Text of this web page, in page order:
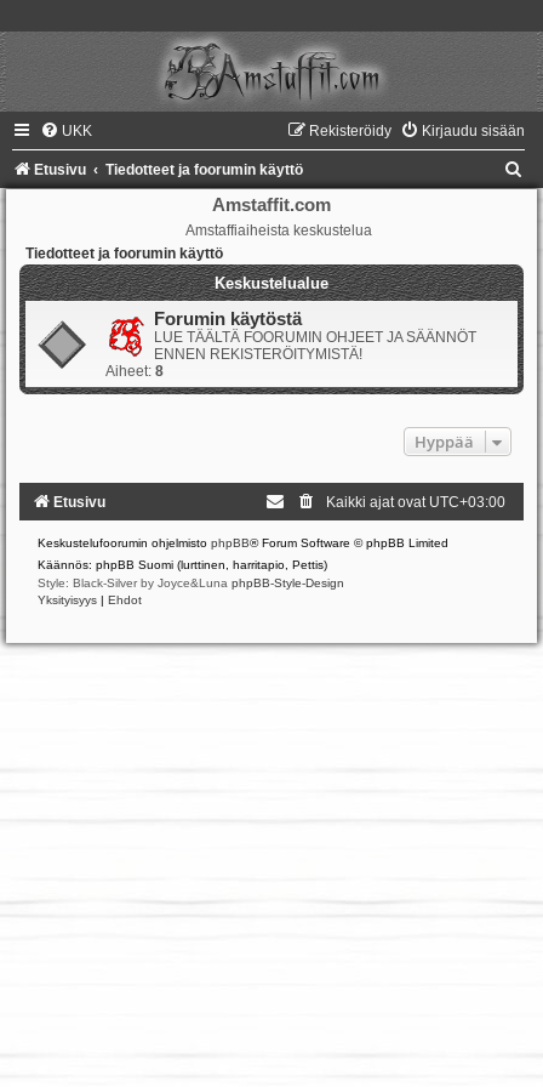
UKK Kirjaudu sisään
Rekisteröidy
Etusivu Tiedotteet ja foorumin käyttö
Amstaffit.com
Amstaffiaiheista keskustelua
Tiedotteet ja foorumin käyttö
Keskustelualue
Forumin käytöstä
LUE TÄÄLTÄ FOORUMIN OHJEET JA SÄÄNNÖT
ENNEN REKISTERÖITYMISTÄ!
Aiheet: 8
Hyppää
Etusivu Kaikki ajat ovat UTC+03:00
Keskustelufoorumin ohjelmisto phpBB® Forum Software © phpBB Limited
Käännös: phpBB Suomi (lurttinen, harritapio, Pettis)
Style: Black-Silver by Joyce&Luna phpBB-Style-Design
Yksityisyys | Ehdot